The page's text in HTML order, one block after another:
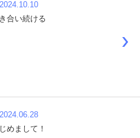
2024.10.10
合い続ける
2024.06.28
めまして！